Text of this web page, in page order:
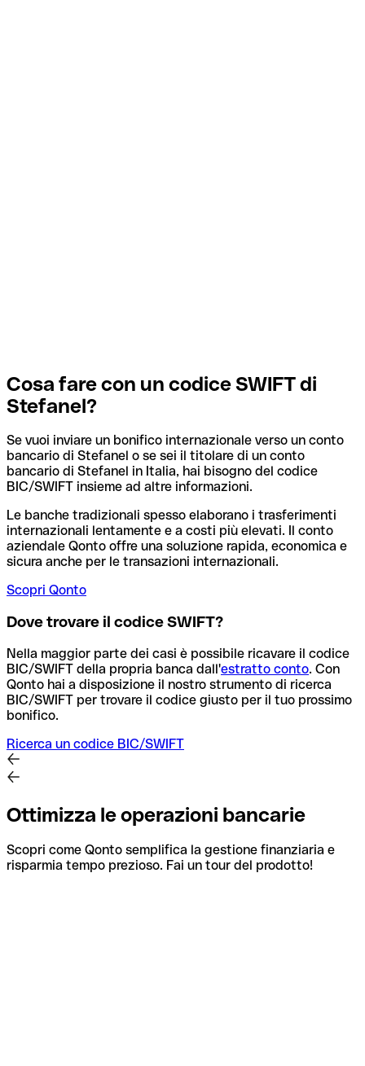
Cosa fare con un codice SWIFT di
Stefanel?
Se vuoi inviare un bonifico internazionale verso un conto
bancario di Stefanel o se sei il titolare di un conto
bancario di Stefanel in Italia, hai bisogno del codice
BIC/SWIFT insieme ad altre informazioni.
Le banche tradizionali spesso elaborano i trasferimenti
internazionali lentamente e a costi più elevati. Il conto
aziendale Qonto offre una soluzione rapida, economica e
sicura anche per le transazioni internazionali.
Scopri Qonto
Dove trovare il codice SWIFT?
Nella maggior parte dei casi è possibile ricavare il codice
BIC/SWIFT della propria banca dall'estratto conto. Con
Qonto hai a disposizione il nostro strumento di ricerca
BIC/SWIFT per trovare il codice giusto per il tuo prossimo
bonifico.
Ricerca un codice BIC/SWIFT
Ottimizza le operazioni bancarie
Scopri come Qonto semplifica la gestione finanziaria e
risparmia tempo prezioso. Fai un tour del prodotto!